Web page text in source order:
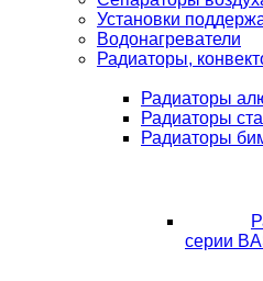
Установки
Водонагреватели
Радиаторы,
Радиаторы
Радиаторы
Радиаторы
серии